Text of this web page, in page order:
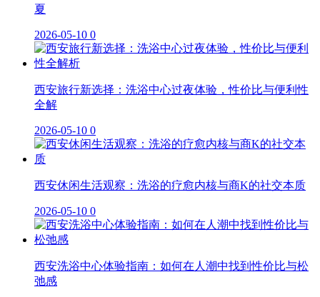
夏
2026-05-10 0
西安旅行新选择：洗浴中心过夜体验，性价比与便利性
全解
2026-05-10 0
西安休闲生活观察：洗浴的疗愈内核与商K的社交本质
2026-05-10 0
西安洗浴中心体验指南：如何在人潮中找到性价比与松
弛感